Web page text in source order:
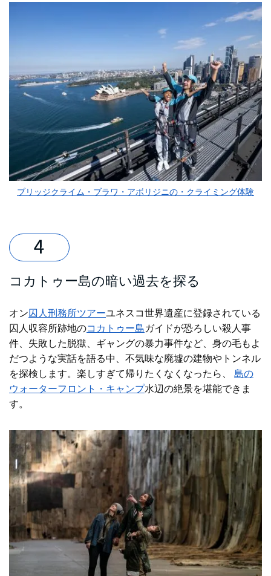
ブリッジクライム・ブラワ・アボリジニの・クライミング体験
コカトゥー島の暗い過去を探る
オン 囚人刑務所ツアーユネスコ世界遺産に登録されている
囚人収容所跡地のコカトゥー島ガイドが恐ろしい殺人事
件、失敗した脱獄、ギャングの暴力事件など、身の毛もよ
だつような実話を語る中、不気味な廃墟の建物やトンネル
を探検します。楽しすぎて帰りたくなくなったら、
島の
ウォーターフロント・キャンプ水辺の絶景を堪能できま
す。